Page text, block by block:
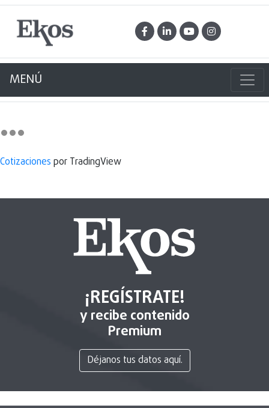
MENÚ
Cotizaciones por TradingView
¡REGÍSTRATE!
y recibe contenido
Premium
Déjanos tus datos aquí.